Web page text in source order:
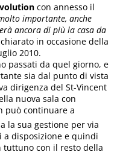
con annesso il
importante, anche
ancora di più la casa da
in occasione della
2010.
passati da quel giorno, e
sia dal punto di vista
dirigenza del St-Vincent
nuova sala con
può continuare a
la sua gestione per via
a disposizione e quindi
con il resto della